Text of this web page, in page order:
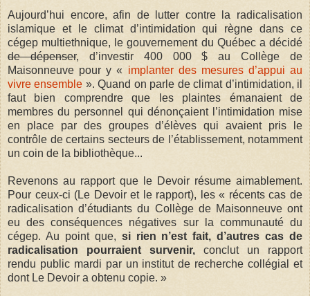
Aujourd’hui encore, afin de lutter contre la radicalisation
islamique et le climat d’intimidation qui règne dans ce
cégep multiethnique, le gouvernement du Québec a décidé
de dépenser, d’investir 400 000 $ au Collège de
Maisonneuve pour y « implanter des mesures d’appui au
vivre ensemble ». Quand on parle de climat d’intimidation, il
faut bien comprendre que les plaintes émanaient de
membres du personnel qui dénonçaient l’intimidation mise
en place par des groupes d’élèves qui avaient pris le
contrôle de certains secteurs de l’établissement, notamment
un coin de la bibliothèque...
Revenons au rapport que le Devoir résume aimablement.
Pour ceux-ci (Le Devoir et le rapport), les « récents cas de
radicalisation d’étudiants du Collège de Maisonneuve ont
eu des conséquences négatives sur la communauté du
cégep. Au point que, si rien n’est fait, d’autres cas de
radicalisation pourraient survenir, conclut un rapport
rendu public mardi par un institut de recherche collégial et
dont Le Devoir a obtenu copie. »